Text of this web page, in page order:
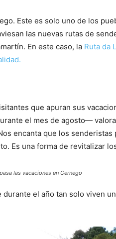
Este es solo uno de los
las nuevas rutas de
En este caso, la Ruta da
que apuran sus
el mes de agosto—
encanta que los
Es una forma de revitalizar
las vacaciones en Cernego
durante el año tan solo viven